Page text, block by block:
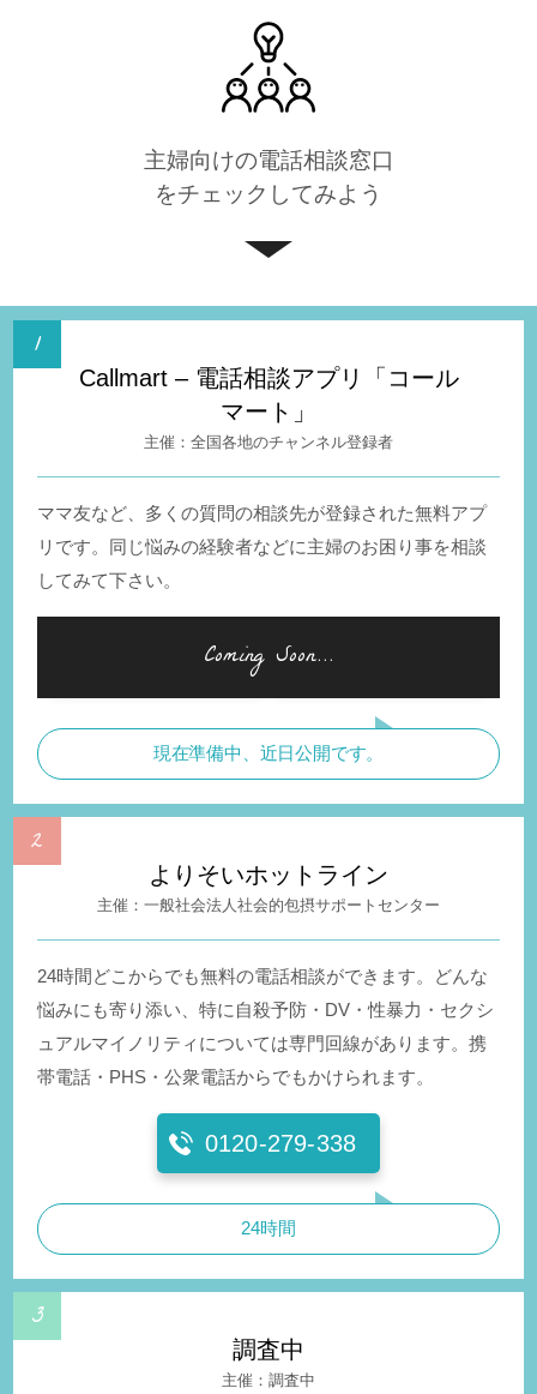
主婦向けの電話相談窓口
をチェックしてみよう
Callmart – 電話相談アプリ「コール
マート」
全国各地のチャンネル登録者
ママ友など、多くの質問の相談先が登録された無料アプ
リです。同じ悩みの経験者などに主婦のお困り事を相談
してみて下さい。
現在準備中、近日公開です。
よりそいホットライン
一般社会法人社会的包摂サポートセンター
24時間どこからでも無料の電話相談ができます。どんな
悩みにも寄り添い、特に自殺予防・DV・性暴力・セクシ
ュアルマイノリティについては専門回線があります。携
帯電話・PHS・公衆電話からでもかけられます。
0120-279-338
24時間
調査中
調査中